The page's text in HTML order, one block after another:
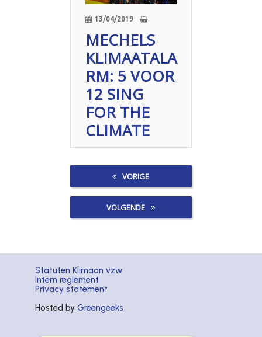
13/04/2019
MECHELS
KLIMAATALA
RM: 5 VOOR
12 SING
FOR THE
CLIMATE
VORIGE
VOLGENDE
Statuten Klimaan vzw
Intern reglement
Privacy statement
Hosted by Greengeeks